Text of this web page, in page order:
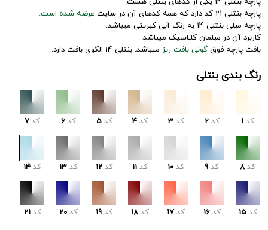
پارچه بنتلی 21 کد دارد که همه کدهای آن در سایت
عرضه شده است.
پارچه مبلی بنتلی 14 به رنگ آبی کبریتی میباشد.
کاربرد آن در مبلمان کلـاسیک میباشد.
بافت پارچه فوق گونی بافت ریز میباشد. بنتلی 14 الگوی بافت دارد.
رنگ بندی بنتلی
کد 1 کد 2 کد 3 کد 4 کد 5 کد 6 کد 7
کد 8 کد 9 کد 10 کد 11 کد 12 کد 13 کد 14
کد 15 کد 16 کد 17 کد 18 کد 19 کد 20 کد 21